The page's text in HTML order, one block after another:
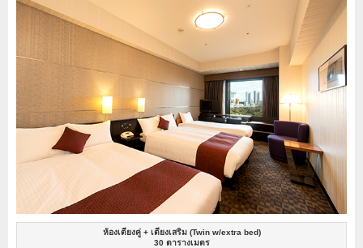
ห้องเตียงคู่ + เตียงเสริม (Twin w/extra bed)
30 ตารางเมตร